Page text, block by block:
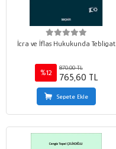
İcra ve İflas Hukukunda Tebligat
%12
870,00 TL
765,60 TL
Sepete Ekle